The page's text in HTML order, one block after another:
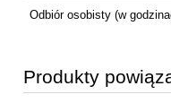
Odbiór osobisty(w
Produkty